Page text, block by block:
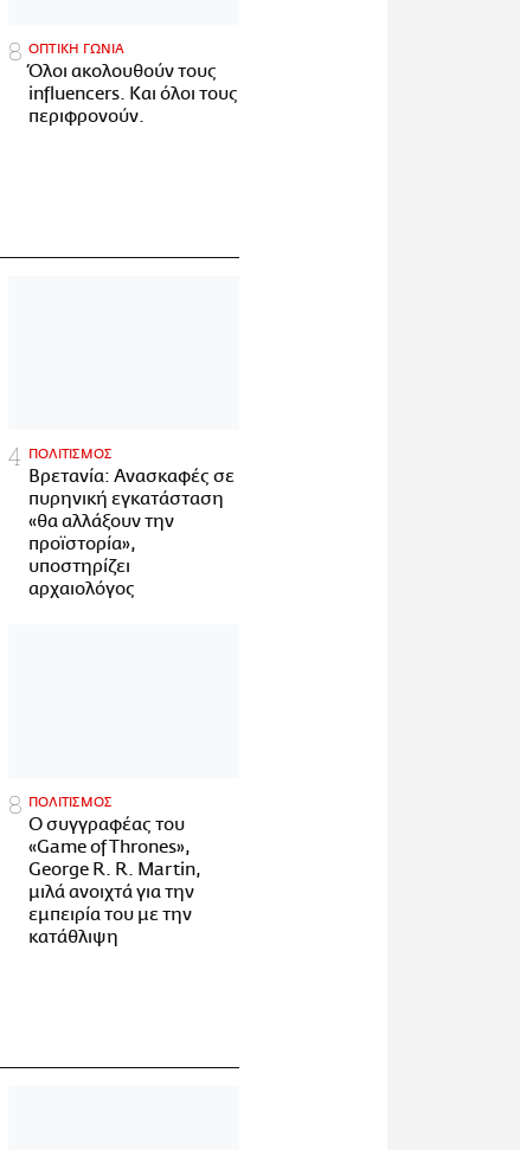
ΟΠΤΙΚΗ ΓΩΝΙΑ
Όλοι ακολουθούν τους
influencers. Και όλοι τους
περιφρονούν.
ΠΟΛΙΤΙΣΜΟΣ
Βρετανία: Ανασκαφές σε
πυρηνική εγκατάσταση
«θα αλλάξουν την
προϊστορία»,
υποστηρίζει
αρχαιολόγος
ΠΟΛΙΤΙΣΜΟΣ
Ο συγγραφέας του
«Game of Thrones»,
George R. R. Martin,
μιλά ανοιχτά για την
εμπειρία του με την
κατάθλιψη